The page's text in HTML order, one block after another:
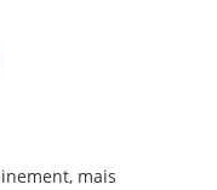
mais